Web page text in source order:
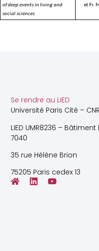
of deep events in living and
social sciences
et Fr.
Se rendre au LIED
Université Paris Cité –
LIED UMR8236 –
7040
35 rue Hélène Brion
75205 Paris cedex 13